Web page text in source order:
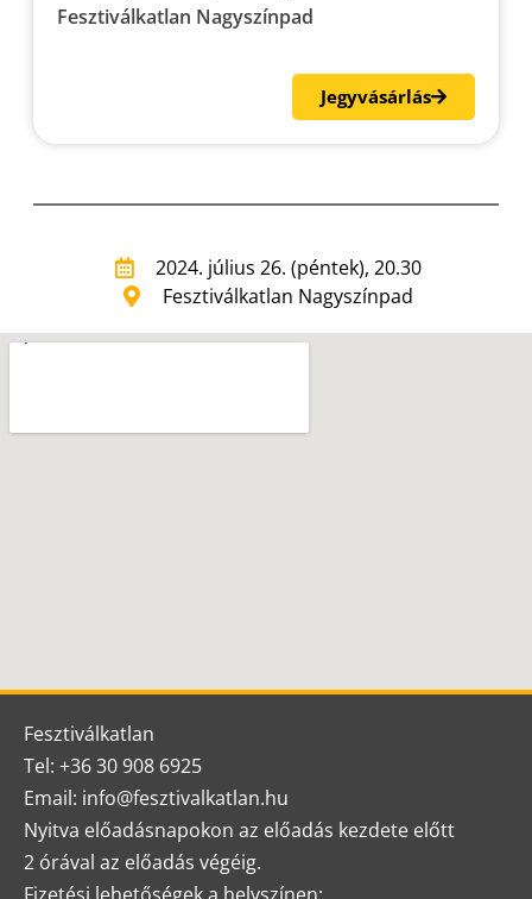
Fesztiválkatlan Nagyszínpad
Jegyvásárlás
2024. július 26. (péntek), 20.30
Fesztiválkatlan Nagyszínpad
Fesztiválkatlan
Tel: +36 30 908 6925
Email: info@fesztivalkatlan.hu
Nyitva előadásnapokon az előadás kezdete előtt
2 órával az előadás végéig.